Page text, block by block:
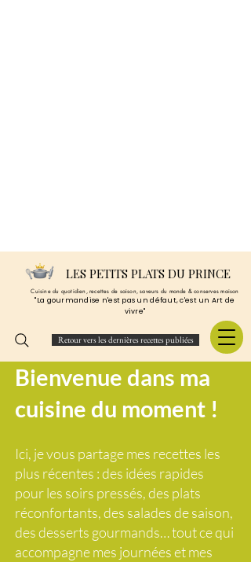
LES PETITS PLATS DU PRINCE
Cuisine du quotidien, recettes de saison, saveurs du monde & conserves maison
"La gourmandise n'est pas un défaut, c'est un Art de
vivre"
Retour vers les dernières recettes publiées
Bienvenue dans ma
cuisine du moment !
Ici, je vous partage mes recettes les
plus récentes : des idées rapides
pour les soirs pressés, des plats
réconfortants, des salades de saison,
des desserts gourmands… tout ce qui
accompagne mes journées et mes